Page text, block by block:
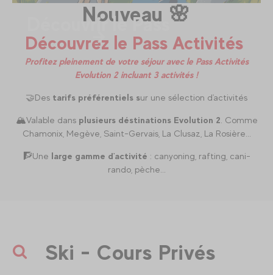
Nouveau 🌸
Découvrez le Pass Activités
Profitez pleinement de votre séjour avec le Pass Activités
Evolution 2 incluant 3 activités !
🤝Des tarifs préférentiels sur une sélection d'activités
🏔️Valable dansplusieurs déstinations Evolution 2 . Comme
Chamonix, Megève, Saint-Gervais, La Clusaz, La Rosière...
🧗Une large gamme d'activité : canyoning, rafting, cani-
rando, pèche...
Découvrir le Pass
Ski - Cours Privés